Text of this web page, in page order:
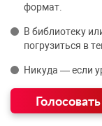
формат.
В библиотеку
погрузиться в
Никуда — если